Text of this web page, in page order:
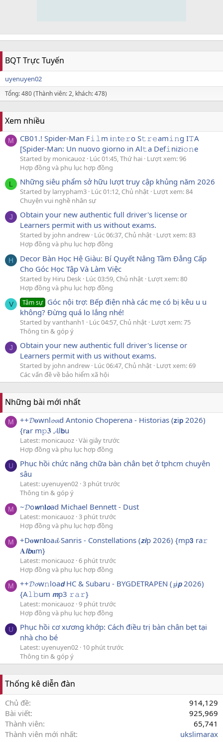
BQT Trực Tuyến
uyenuyen02
Tổng: 480 (Thành viên: 2, khách: 478)
Xem nhiều
M
CB01.! Spider-Man F𝚒𝚕m i𝚗t𝚎𝚛o S𝚝𝚛𝚎am𝚒𝚗g I𝚃A
[Spider-Man: Un nuovo giorno in Al𝚝a Def𝚒nizi𝚘𝚗e
Started by monicauoz Lúc 01:45, Thứ hai Lượt xem: 96
Hợp đồng và phụ lục hợp đồng
L Những siêu phẩm sở hữu lượt truy cập khủng năm 2026
Started by larrypham3 Lúc 01:12, Chủ nhật Lượt xem: 84
Chuyện vui nghề nhân sự
J
Obtain your new authentic full driver's license or
Learners permit with us without exams.
Started by john andrew Lúc 06:37, Chủ nhật Lượt xem: 83
Hợp đồng và phụ lục hợp đồng
H
Decor Bàn Học Hệ Giàu: Bí Quyết Nâng Tầm Đẳng Cấp
Cho Góc Học Tập Và Làm Việc
Started by Hiru Desk Lúc 03:59, Chủ nhật Lượt xem: 80
Hợp đồng và phụ lục hợp đồng
V Tâm sự Góc nội trợ: Bếp điện nhà các mẹ có bị kêu u u
không? Đừng quá lo lắng nhé!
Started by vanthanh1 Lúc 04:57, Chủ nhật Lượt xem: 75
Thông tin & góp ý
J
Obtain your new authentic full driver's license or
Learners permit with us without exams.
Started by john andrew Lúc 06:47, Chủ nhật Lượt xem: 69
Các vấn đề về bảo hiểm xã hội
Những bài mới nhất
M
++𝓓𝐨wnl𝓸𝓪d Antonio Choperena - Historias (𝘇i𝗽 2026)
{r𝐚r m𝚙𝟑 𝓐l𝗯u
Latest: monicauoz Vài giây trước
Hợp đồng và phụ lục hợp đồng
U
Phục hồi chức năng chữa bàn chân bẹt ở tphcm chuyên
sâu
Latest: uyenuyen02 3 phút trước
Thông tin & góp ý
M ~𝓓o𝙬n𝐥𝙤ad Michael Bennett - Dust
Latest: monicauoz 3 phút trước
Hợp đồng và phụ lục hợp đồng
M
+D𝐨𝘄n𝐥oa𝓭 Sanris - Constellations (𝙯𝙞p 2026) {mp𝟯 ra𝚛
𝐀𝙡𝙗𝐮m}
Latest: monicauoz 6 phút trước
Hợp đồng và phụ lục hợp đồng
M
++𝓓𝓸w𝚗loa𝙙 HC & Subaru - BYGDETRAPEN (𝔃i𝙥 2026)
{A𝚕𝚋um 𝙢p3 𝚛𝚊𝚛}
Latest: monicauoz 9 phút trước
Hợp đồng và phụ lục hợp đồng
U
Phục hồi cơ xương khớp: Cách điều trị bàn chân bẹt tại
nhà cho bé
Latest: uyenuyen02 10 phút trước
Thông tin & góp ý
Thống kê diễn đàn
Chủ đề
914,129
Bài viết
925,969
Thành viên
65,741
Thành viên mới nhất
ukslimarax